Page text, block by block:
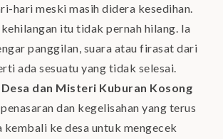
hari meski masih didera kesedihan.
itu tidak pernah hilang. Ia
panggilan, suara atau firasat dari
ada sesuatu yang tidak selesai.
dan Misteri Kuburan Kosong
dan kegelisahan yang terus
kembali ke desa untuk mengecek